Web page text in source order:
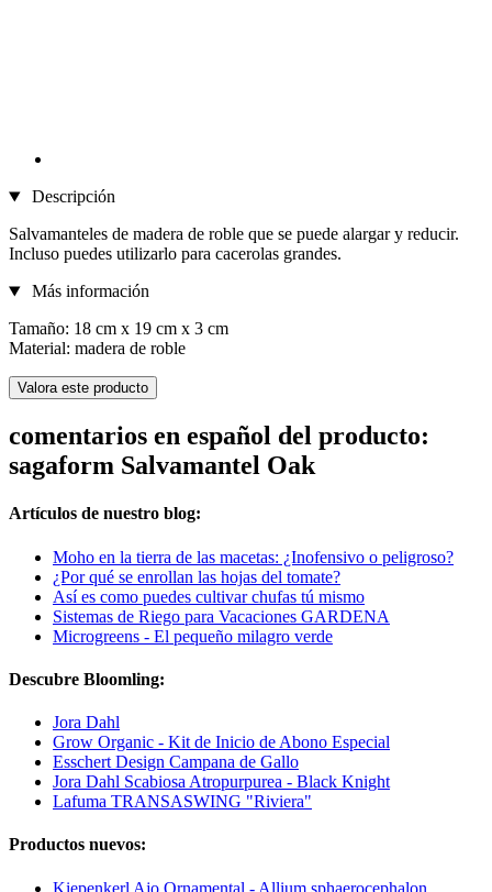
Descripción
Salvamanteles de madera de roble que se puede alargar y reducir.
Incluso puedes utilizarlo para cacerolas grandes.
Más información
Tamaño: 18 cm x 19 cm x 3 cm
Material: madera de roble
Valora este producto
comentarios en español del producto:
sagaform Salvamantel Oak
Artículos de nuestro blog:
Moho en la tierra de las macetas: ¿Inofensivo o peligroso?
¿Por qué se enrollan las hojas del tomate?
Así es como puedes cultivar chufas tú mismo
Sistemas de Riego para Vacaciones GARDENA
Microgreens - El pequeño milagro verde
Descubre Bloomling:
Jora Dahl
Grow Organic - Kit de Inicio de Abono Especial
Esschert Design Campana de Gallo
Jora Dahl Scabiosa Atropurpurea - Black Knight
Lafuma TRANSASWING "Riviera"
Productos nuevos:
Kiepenkerl Ajo Ornamental - Allium sphaerocephalon